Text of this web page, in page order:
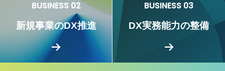
BUSINESS 02
新規事業のDX推進
BUSINESS 03
DX実務能力の整備